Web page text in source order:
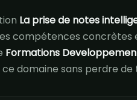
La prise de notes
compétences
Formations
domaine sans perdre de